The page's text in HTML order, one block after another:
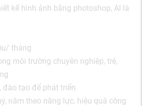
kế hình ảnh bằng photoshop, AI là
tháng
môi trường chuyên nghiệp, trẻ,
tạo để phát triển
năm theo năng lực, hiệu quả công